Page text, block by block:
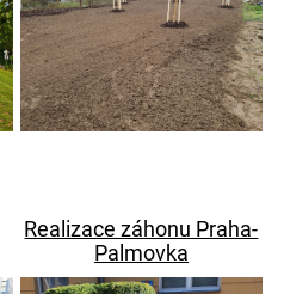
Realizace záhonu Praha-
Palmovka